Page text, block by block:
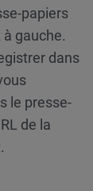
papiers
à gauche.
dans
le presse-
de la